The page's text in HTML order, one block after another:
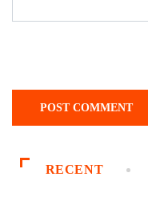
RECENT